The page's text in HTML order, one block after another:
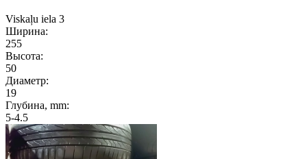
Viskaļu iela 3
Ширина:
255
Высота:
50
Диаметр:
19
Глубина, mm:
5-4.5